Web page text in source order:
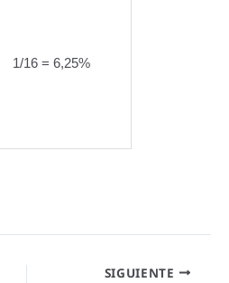
1/16 = 6,25%
SIGUIENTE